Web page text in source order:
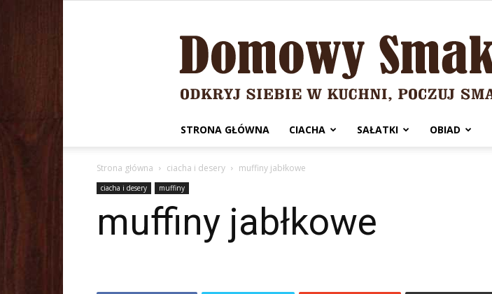
STRONA GŁÓWNA CIACHA SAŁATKI OBIAD
Strona główna ciacha i desery muffiny jabłkowe
ciacha i desery muffiny
muffiny jabłkowe